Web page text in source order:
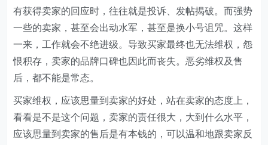
有获得卖家的回应时，往往就是投诉、发帖揭破。而强势
一些的卖家，甚至会出动水军，甚至是换小号诅咒。这样
一来，工作就会不绝进级。导致买家最终也无法维权，怨
恨积存，卖家的品牌口碑也因此而丧失。恶劣维权及售
后，都不能是常态。
买家维权，应该思量到卖家的好处，站在卖家的态度上，
看看是不是这个问题，卖家的责任很大，大到什么水平，
应该思量到卖家的售后是有本钱的，可以温和地跟卖家反